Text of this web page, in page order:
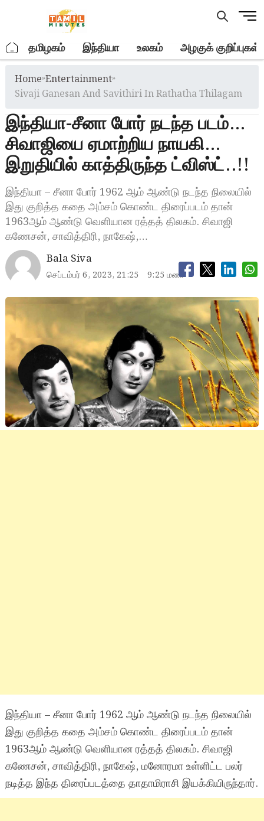
M
u
o
n
. தமிழகம் இந்தியா உலகம் அழகுக் குறிப்புகள்
Home»Entertainment»
Sivaji Ganesan And Savithiri In Rathatha Thilagam
இந்தியா-சீனா போர் நடந்த படம்…
சிவாஜியை ஏமாற்றிய நாயகி…
இறுதியில் காத்திருந்த ட்விஸ்ட்..!!
இந்தியா – சீனா போர் 1962 ஆம் ஆண்டு நடந்த நிலையில்
இது குறித்த கதை அம்சம் கொண்ட திரைப்படம் தான்
1963ஆம் ஆண்டு வெளியான ரத்தத் திலகம். சிவாஜி
கணேசன், சாவித்திரி, நாகேஷ்,…
Bala Siva
செப்டம்பர் 6, 2023, 21:25 9:25 மணி
இந்தியா – சீனா போர் 1962 ஆம் ஆண்டு நடந்த நிலையில்
இது குறித்த கதை அம்சம் கொண்ட திரைப்படம் தான்
1963ஆம் ஆண்டு வெளியான ரத்தத் திலகம். சிவாஜி
கணேசன், சாவித்திரி, நாகேஷ், மனோரமா உள்ளிட்ட பலர்
நடித்த இந்த திரைப்படத்தை தாதாமிராசி இயக்கியிருந்தார்.